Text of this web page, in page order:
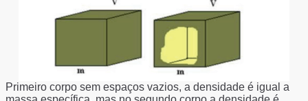
Primeiro corpo sem espaços vazios, a densidade é igual a